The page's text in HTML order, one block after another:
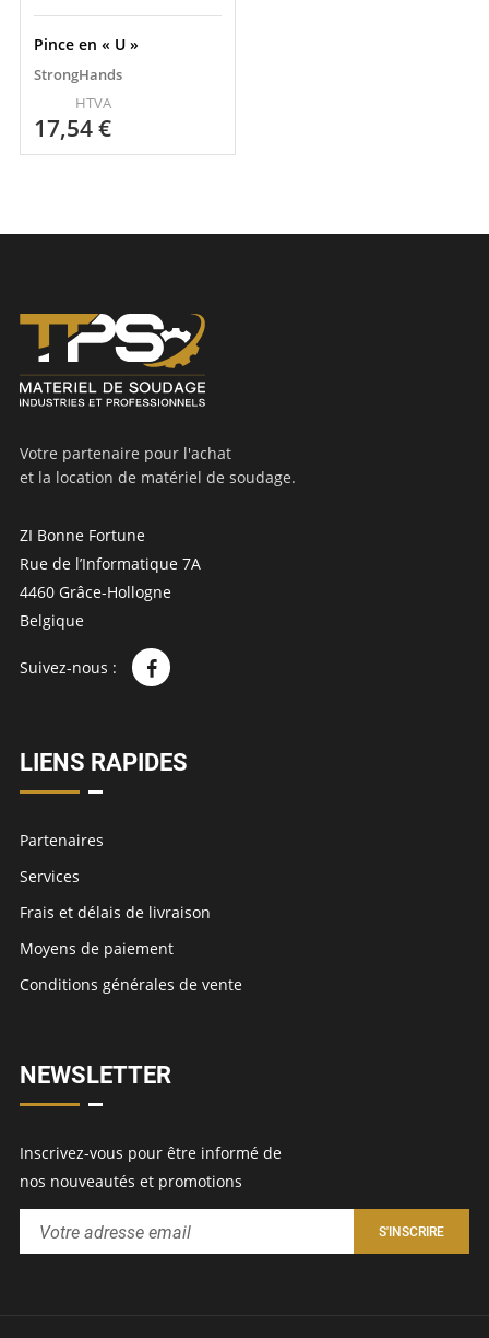
Pince en « U »
StrongHands
17,54€
HTVA
Votre partenaire pour l'achat
et la location de matériel de soudage.
ZI Bonne Fortune
Rue de l’Informatique 7A
4460 Grâce-Hollogne
Belgique
Suivez-nous :
LIENS RAPIDES
Partenaires
Services
Frais et délais de livraison
Moyens de paiement
Conditions générales de vente
NEWSLETTER
Inscrivez-vous pour être informé de
nos nouveautés et promotions